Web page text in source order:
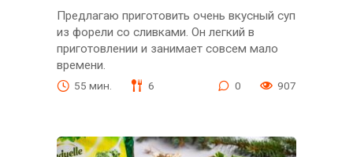
Предлагаю приготовить очень вкусный суп
из форели со сливками. Он легкий в
приготовлении и занимает совсем мало
времени.
55 мин. 6 0 907